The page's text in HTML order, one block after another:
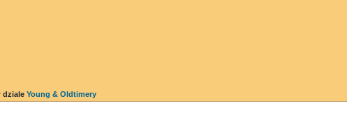
dziale Young & Oldtimery